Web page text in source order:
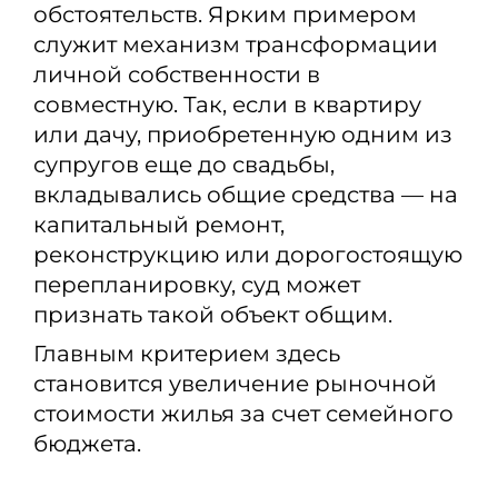
обстоятельств. Ярким примером
служит механизм трансформации
личной собственности в
совместную. Так, если в квартиру
или дачу, приобретенную одним из
супругов еще до свадьбы,
вкладывались общие средства — на
капитальный ремонт,
реконструкцию или дорогостоящую
перепланировку, суд может
признать такой объект общим.
Главным критерием здесь
становится увеличение рыночной
стоимости жилья за счет семейного
бюджета.